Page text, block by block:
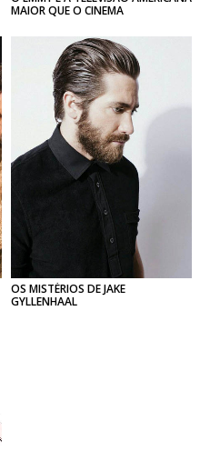
MAIOR QUE O CINEMA
OS MISTÉRIOS DE JAKE
GYLLENHAAL